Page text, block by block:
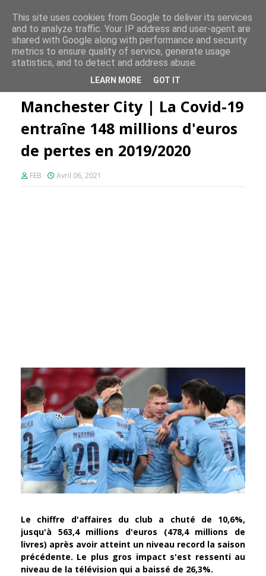
FE PLUS
148 millions d'euros de pertes en 2019/2020
Manchester City | La Covid-19
entraîne 148 millions d'euros
de pertes en 2019/2020
FEB Avril 06, 2021
Le chiffre d'affaires du club a chuté de 10,6%,
jusqu'à 563,4 millions d'euros (478,4 millions de
livres) après avoir atteint un niveau record la saison
précédente. Le plus gros impact s'est ressenti au
niveau de la télévision qui a baissé de 26,3%.
This site uses cookies from Google to deliver its services
and to analyze traffic. Your IP address and user-agent are
shared with Google along with performance and security
metrics to ensure quality of service, generate usage
statistics, and to detect and address abuse.
LEARN MORE GOT IT